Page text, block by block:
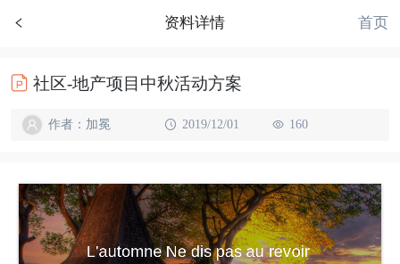
资料详情 首页
社区-地产项目中秋活动方案
作者：加冕 2019/12/01 160